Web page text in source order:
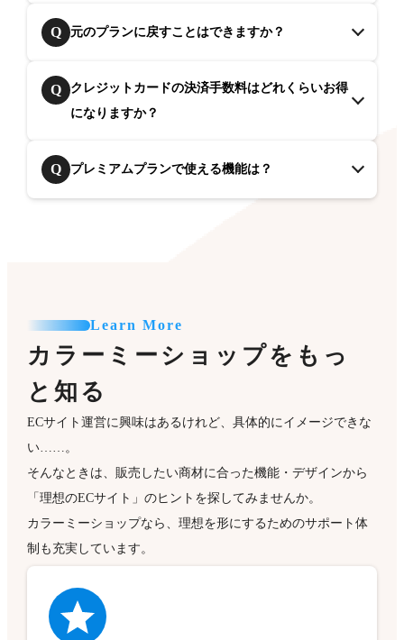
Q 元のプランに戻すことはできますか？
Q
クレジットカードの決済手数料はどれくらいお得
になりますか？
Q プレミアムプランで使える機能は？
Learn More
カラーミーショップをもっ
と知る
ECサイト運営に興味はあるけれど、具体的にイメージできな
い……。
そんなときは、販売したい商材に合った機能・デザインから
「理想のECサイト」のヒントを探してみませんか。
カラーミーショップなら、理想を形にするためのサポート体
制も充実しています。